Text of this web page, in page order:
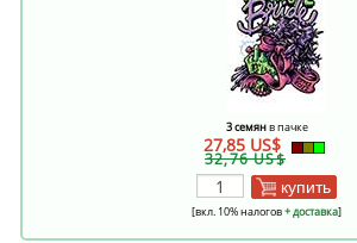
3 семянв пачке
27,85 US$
32,76 US$
купить
[вкл. 10% налогов+ доставка]